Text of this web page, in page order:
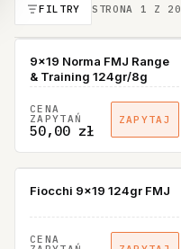
FILTRY STRONA 1 Z 20
9x19 Norma FMJ Range
& Training 124gr/8g
CENA
ZAPYTAŃ
50,00 zł
ZAPYTAJ
Fiocchi 9x19 124gr FMJ
CENA